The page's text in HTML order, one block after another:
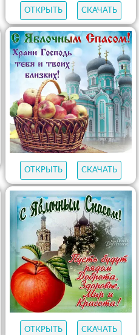
ОТКРЫТЬ СКАЧАТЬ
ОТКРЫТЬ
СКАЧАТЬ
ОТКРЫТЬ СКАЧАТЬ